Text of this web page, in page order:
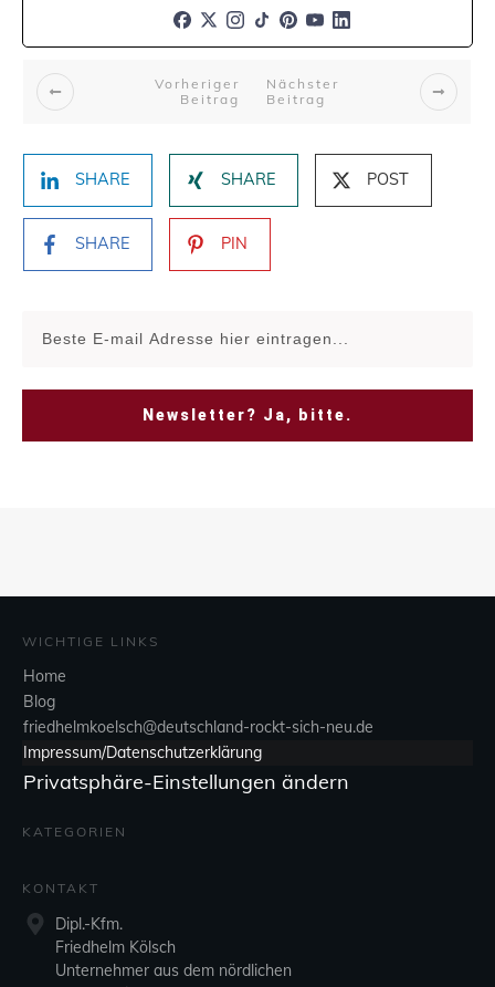
Vorheriger
Beitrag
Nächster
Beitrag
SHARE SHARE POST
SHARE PIN
Newsletter? Ja, bitte.
WICHTIGE LINKS
Home
Blog
friedhelmkoelsch@deutschland-rockt-sich-neu.de
Impressum/Datenschutzerklärung
Privatsphäre-Einstellungen ändern
KATEGORIEN
KONTAKT
Dipl.-Kfm.
Friedhelm Kölsch
Unternehmer aus dem nördlichen